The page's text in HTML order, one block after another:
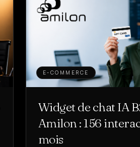
E-COMMERCE
Widget de chat IA
Amilon : 156
mois